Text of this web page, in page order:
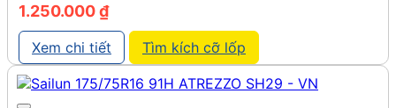
1.250.000₫
Xem chi tiết Tìm kích cỡ lốp